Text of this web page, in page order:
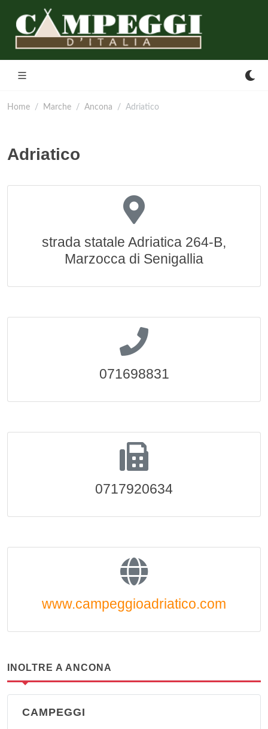
Home Marche Ancona Adriatico
Adriatico
strada statale Adriatica 264-B,
Marzocca di Senigallia
071698831
0717920634
www.campeggioadriatico.com
INOLTRE A ANCONA
CAMPEGGI